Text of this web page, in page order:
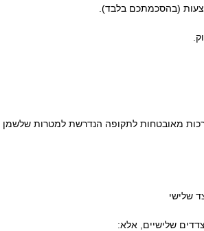
(בהסכמתכם בלבד).
מאובטחות לתקופה הנדרשת למטרות שלשמן
שלישיים, אלא: